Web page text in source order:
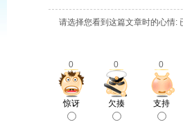
请选择您看到这篇文章时的心情:
0 0 0
惊讶 欠揍 支持